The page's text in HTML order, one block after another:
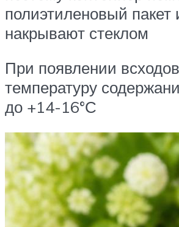
полиэтиленовый пакет
накрывают стеклом
При появлении всходов
температуру
до +14-16°С